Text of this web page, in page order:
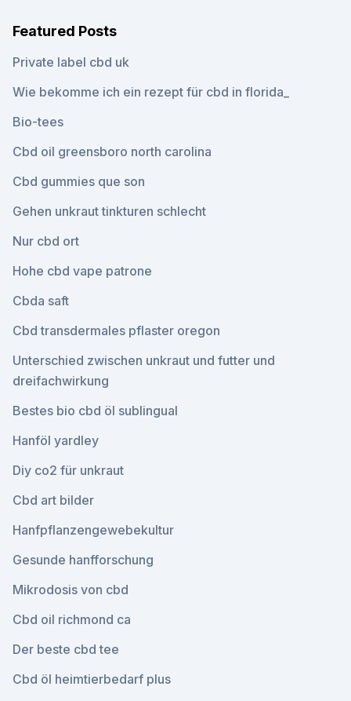
Featured Posts
Private label cbd uk
Wie bekomme ich ein rezept für cbd in florida_
Bio-tees
Cbd oil greensboro north carolina
Cbd gummies que son
Gehen unkraut tinkturen schlecht
Nur cbd ort
Hohe cbd vape patrone
Cbda saft
Cbd transdermales pflaster oregon
Unterschied zwischen unkraut und futter und
dreifachwirkung
Bestes bio cbd öl sublingual
Hanföl yardley
Diy co2 für unkraut
Cbd art bilder
Hanfpflanzengewebekultur
Gesunde hanfforschung
Mikrodosis von cbd
Cbd oil richmond ca
Der beste cbd tee
Cbd öl heimtierbedarf plus